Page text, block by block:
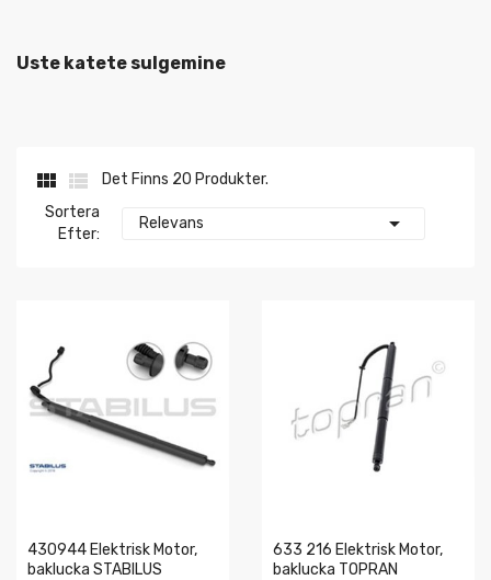
Uste katete sulgemine
 
Det Finns 20 Produkter.
Sortera
Efter:
Relevans 
430944 Elektrisk Motor,
baklucka STABILUS
633 216 Elektrisk Motor,
baklucka TOPRAN